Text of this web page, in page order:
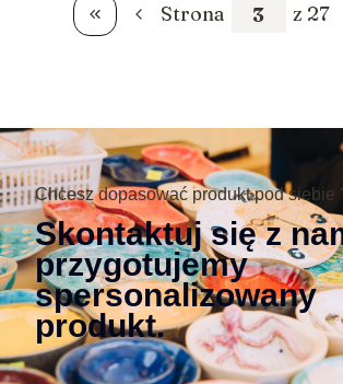
Wróć do pierwszej strony z
Strona z 27
Chcesz dopasować produkt pod siebie
Skontaktuj się z
przygotujemy
spersonalizowany
produkt.